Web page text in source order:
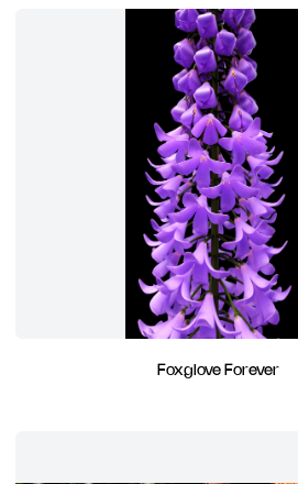
Foxglove Forever